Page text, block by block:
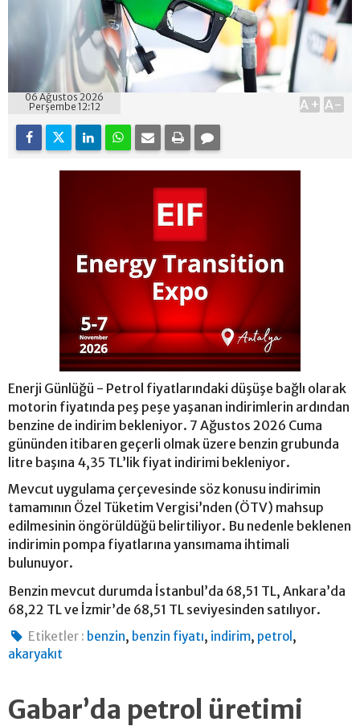
06 Ağustos 2026
Perşembe 12:12
A+ A-
Enerji Günlüğü - Petrol fiyatlarındaki düşüşe bağlı olarak
motorin fiyatında peş peşe yaşanan indirimlerin ardından
benzine de indirim bekleniyor. 7 Ağustos 2026 Cuma
gününden itibaren geçerli olmak üzere benzin grubunda
litre başına 4,35 TL’lik fiyat indirimi bekleniyor.
Mevcut uygulama çerçevesinde söz konusu indirimin
tamamının Özel Tüketim Vergisi’nden (ÖTV) mahsup
edilmesinin öngörüldüğü belirtiliyor. Bu nedenle beklenen
indirimin pompa fiyatlarına yansımama ihtimali
bulunuyor.
Benzin mevcut durumda İstanbul’da 68,51 TL, Ankara’da
68,22 TL ve İzmir’de 68,51 TL seviyesinden satılıyor.
Etiketler : benzin, benzin fiyatı, indirim, petrol ,
akaryakıt
Gabar’da petrol üretimi